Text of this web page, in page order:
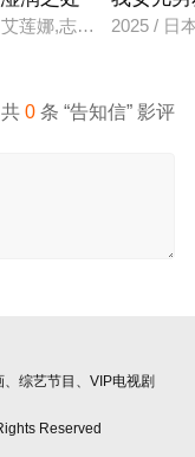
会首秀做准备的同
莲娜,志美健2025 / 日
共0 条 “告知信” 影评
综艺节目、VIP电视剧
Reserved